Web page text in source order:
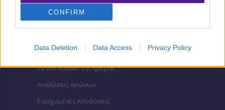
CONFIRM
Data Deletion Data Access Privacy Policy
ΣΤΟΙΧΗΜΑ
Κουπόνι στοιχήματος ΟΠΑΠ
To bet builder της ημέρας
Αναλύσεις αγώνων
Ενισχυμένες Αποδόσεις